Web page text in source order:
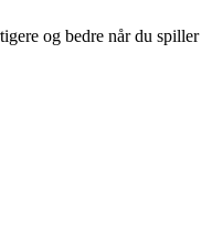
og bedre når du spiller